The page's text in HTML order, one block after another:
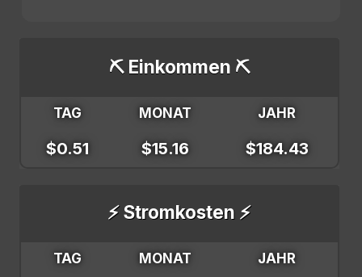
⛏️ Einkommen ⛏️
TAG MONAT JAHR
$0.51 $15.16 $184.43
⚡ Stromkosten ⚡
TAG MONAT JAHR